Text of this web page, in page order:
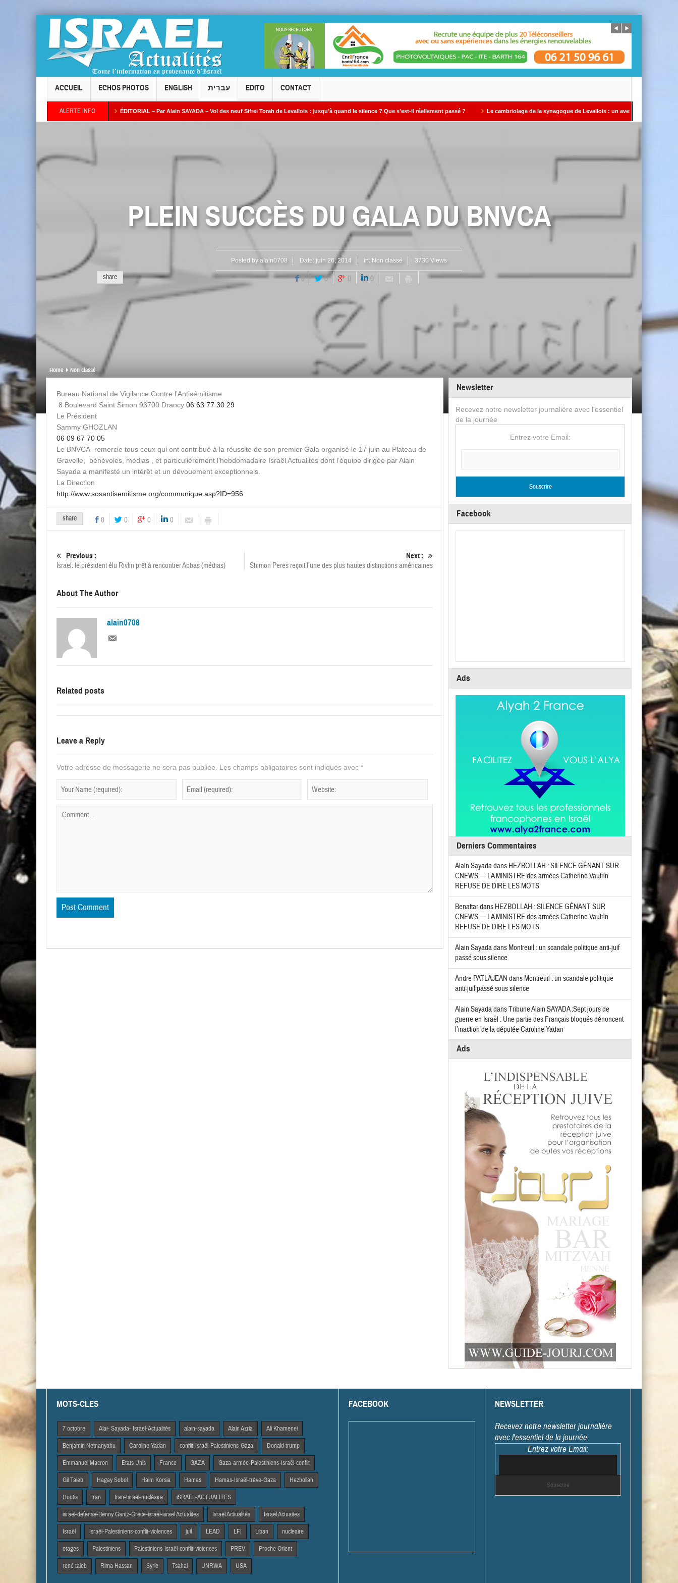
ACCUEIL ECHOS PHOTOS ENGLISH עִברִית EDITO CONTACT
ALERTE INFO
Taïeb par Alain AZRIA ÉDITORIAL – Par Alain SAYADA – Vol des neuf Sifrei Torah de Levallois : jusqu’à quand le silence ? Que s’est-il réellement passé ? Le cambriolage de la synagogue de Levallois : un avertissement qui ne doit pas être
PLEIN SUCCÈS DU GALA DU BNVCA
Posted by alain0708 Date: juin 26, 2014 in: Non classé 3730 Views
share 0 0 0 0
Home Non classé
Bureau National de Vigilance Contre l’Antisémitisme
8 Boulevard Saint Simon 93700 Drancy 06 63 77 30 29
Le Président
Sammy GHOZLAN
06 09 67 70 05
Le BNVCA remercie tous ceux qui ont contribué à la réussite de son premier Gala organisé le 17 juin au Plateau de
Gravelle, bénévoles, médias , et particulièrement l’hebdomadaire Israël Actualités dont l’équipe dirigée par Alain
Sayada a manifesté un intérêt et un dévouement exceptionnels.
La Direction
http://www.sosantisemitisme.org/communique.asp?ID=956
share 0 0 0 0
Previous :
Israël: le président élu Rivlin prêt à rencontrer Abbas (médias)
Next :
Shimon Peres reçoit l’une des plus hautes distinctions américaines
About The Author
alain0708
Related posts
Leave a Reply
Votre adresse de messagerie ne sera pas publiée. Les champs obligatoires sont indiqués avec *
Newsletter
Recevez notre newsletter journalière avec l'essentiel
de la journée
Entrez votre Email:
Facebook
Ads
Derniers Commentaires
Alain Sayadadans HEZBOLLAH : SILENCE GÊNANT SUR
CNEWS — LA MINISTRE des armées Catherine Vautrin
REFUSE DE DIRE LES MOTS
Benattardans HEZBOLLAH : SILENCE GÊNANT SUR
CNEWS — LA MINISTRE des armées Catherine Vautrin
REFUSE DE DIRE LES MOTS
Alain Sayadadans Montreuil : un scandale politique anti-juif
passé sous silence
Andre PATLAJEAN dans Montreuil : un scandale politique
anti-juif passé sous silence
Alain SayadadansTribune Alain SAYADA :Sept jours de
guerre en Israël : Une partie des Français bloqués dénoncent
l’inaction de la députée Caroline Yadan
Ads
MOTS-CLES
7 octobre Alai- Sayada- Israel-Actualités alain-sayada Alain Azria Ali Khamenei
Benjamin Netnanyahu Caroline Yadan conflit-Israël-Palestiniens-Gaza Donald trump
Emmanuel Macron Etats Unis France GAZA Gaza-armée-Palestiniens-Israël-conflit
Gil Taieb Hagay Sobol Haim Korsia Hamas Hamas-Israël-trêve-Gaza Hezbollah
Houtis Iran Iran-Israël-nucléaire iSRAEL-ACTUALITES
israel-defense-Benny Gantz-Grece-israel-israel Actualites Israel Actiualités Israel Actuaites
Israël Israël-Palestiniens-conflit-violences juif LEAD LFI Liban nucleaire
otages Palestiniens Palestiniens-Israël-conflit-violences PREV Proche Orient
rené taieb Rima Hassan Syrie Tsahal UNRWA USA
FACEBOOK NEWSLETTER
Recevez notre newsletter journalière
avec l'essentiel de la journée
Entrez votre Email: